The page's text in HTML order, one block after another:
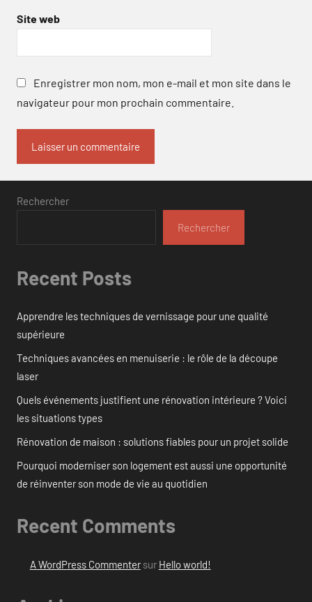
Site web
Enregistrer mon nom, mon e-mail et mon site dans le
navigateur pour mon prochain commentaire.
Rechercher
Rechercher
Recent Posts
Apprendre les techniques de vernissage pour une qualité
supérieure
Techniques avancées en menuiserie : le rôle de la découpe
laser
Quels événements justifient une rénovation intérieure ? Voici
les situations types
Rénovation de maison : solutions fiables pour un projet solide
Pourquoi moderniser son logement est aussi une opportunité
de réinventer son mode de vie au quotidien
Recent Comments
A WordPress Commentersur Hello world!